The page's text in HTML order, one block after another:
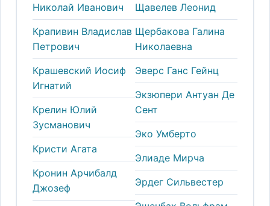
Николай Иванович
Крапивин Владислав
Петрович
Крашевский Иосиф
Игнатий
Крелин Юлий
Зусманович
Кристи Агата
Кронин Арчибалд
Джозеф
Щавелев Леонид
Щербакова Галина
Николаевна
Эверс Ганс Гейнц
Экзюпери Антуан Де
Сент
Эко Умберто
Элиаде Мирча
Эрдег Сильвестер